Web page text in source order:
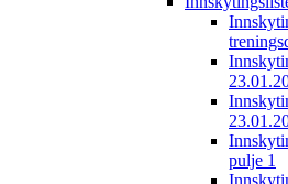
pulje 1